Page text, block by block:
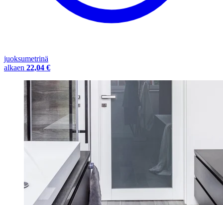
juoksumetrinä
alkaen 22,04 €